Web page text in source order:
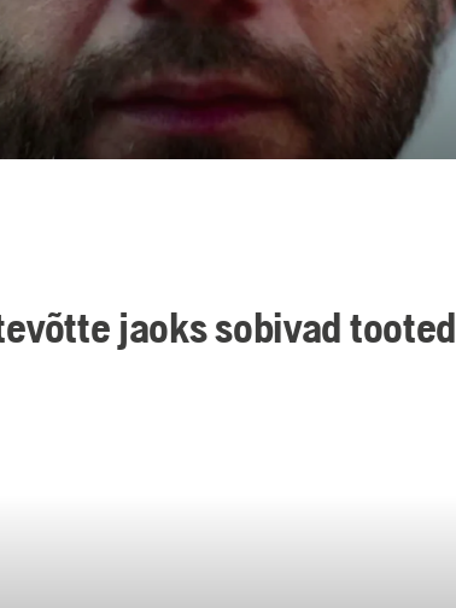
jaoks sobivad tooted